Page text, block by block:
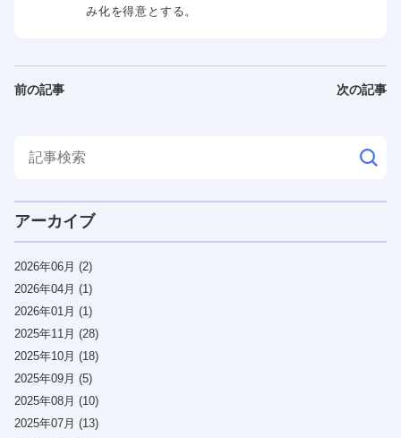
み化を得意とする。
前の記事 次の記事
アーカイブ
2026年06月 (2)
2026年04月 (1)
2026年01月 (1)
2025年11月 (28)
2025年10月 (18)
2025年09月 (5)
2025年08月 (10)
2025年07月 (13)